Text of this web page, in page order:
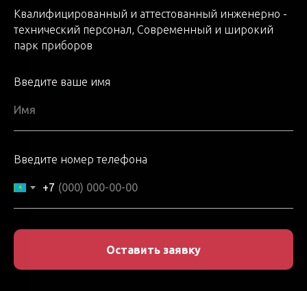
Квалифицированный и аттестованный инженерно -
технический персонал, Современный и широкий
парк приборов
Введите ваше имя
Введите номер телефона
+7
Оставить заявку